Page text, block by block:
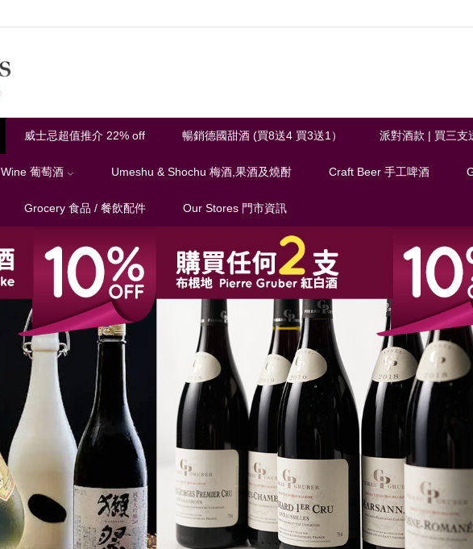
威士忌超值推介 22% off 暢銷德國甜酒 (買8送4 買3送1） 派對酒款 | 買三支
Wine 葡萄酒 Umeshu & Shochu 梅酒,果酒及燒酎 Craft Beer 手工啤酒
Grocery 食品 / 餐飲配件 Our Stores 門市資訊